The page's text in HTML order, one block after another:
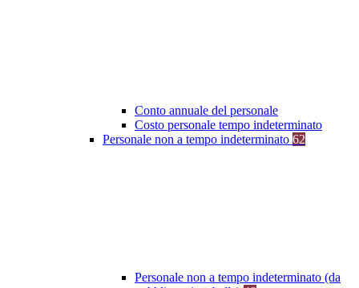
Conto annuale del personale
Costo personale tempo indeterminato
Personale non a tempo indeterminato 62
Personale non a tempo indeterminato (da